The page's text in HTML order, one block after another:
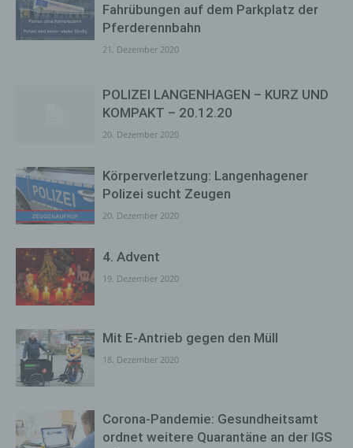
Fahrübungen auf dem Parkplatz der
Pferderennbahn
21. Dezember 2020
POLIZEI LANGENHAGEN – KURZ UND
KOMPAKT – 20.12.20
20. Dezember 2020
Körperverletzung: Langenhagener
Polizei sucht Zeugen
20. Dezember 2020
4. Advent
19. Dezember 2020
Mit E-Antrieb gegen den Müll
18. Dezember 2020
Corona-Pandemie: Gesundheitsamt
ordnet weitere Quarantäne an der IGS